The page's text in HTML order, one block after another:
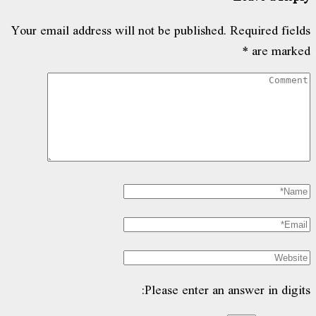
Your email address will not be published. Required fields
are marked
*
Please enter an answer in digits: